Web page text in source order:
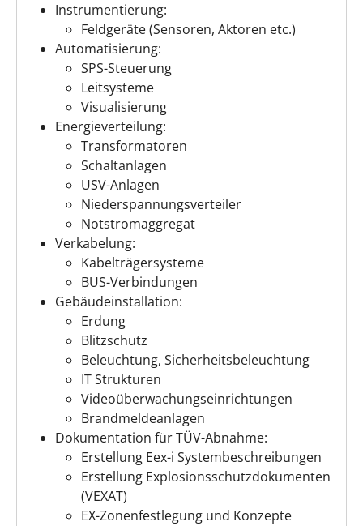
Instrumentierung:
Feldgeräte (Sensoren, Aktoren etc.)
Automatisierung:
SPS-Steuerung
Leitsysteme
Visualisierung
Energieverteilung:
Transformatoren
Schaltanlagen
USV-Anlagen
Niederspannungsverteiler
Notstromaggregat
Verkabelung:
Kabelträgersysteme
BUS-Verbindungen
Gebäudeinstallation:
Erdung
Blitzschutz
Beleuchtung, Sicherheitsbeleuchtung
IT Strukturen
Videoüberwachungseinrichtungen
Brandmeldeanlagen
Dokumentation für TÜV-Abnahme:
Erstellung Eex-i Systembeschreibungen
Erstellung Explosionsschutzdokumenten
(VEXAT)
EX-Zonenfestlegung und Konzepte